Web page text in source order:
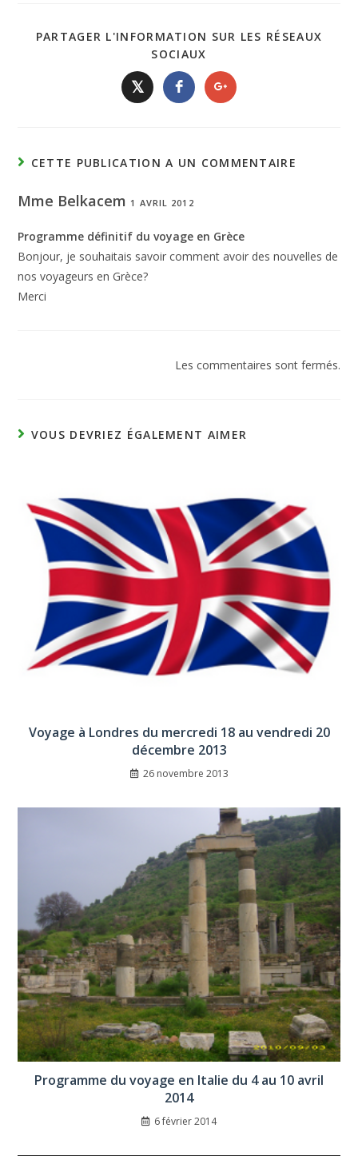
PARTAGER L'INFORMATION SUR LES RÉSEAUX
SOCIAUX
𝕏
CETTE PUBLICATION A UN COMMENTAIRE
Mme Belkacem 1 AVRIL 2012
Programme définitif du voyage en Grèce
Bonjour, je souhaitais savoir comment avoir des nouvelles de
nos voyageurs en Grèce?
Merci
Les commentaires sont fermés.
VOUS DEVRIEZ ÉGALEMENT AIMER
Voyage à Londres du mercredi 18 au vendredi 20
décembre 2013
26 novembre 2013
Programme du voyage en Italie du 4 au 10 avril
2014
6 février 2014